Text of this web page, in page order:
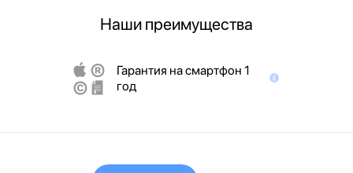
Наши преимущества
Гарантия на смартфон 1
год